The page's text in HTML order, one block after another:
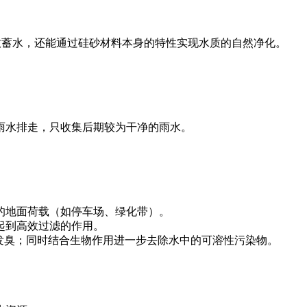
水，还能通过硅砂材料本身的特性实现水质的自然净化。
排走，只收集后期较为干净的雨水。
面荷载（如停车场、绿化带）。
高效过滤的作用。
；同时结合生物作用进一步去除水中的可溶性污染物。